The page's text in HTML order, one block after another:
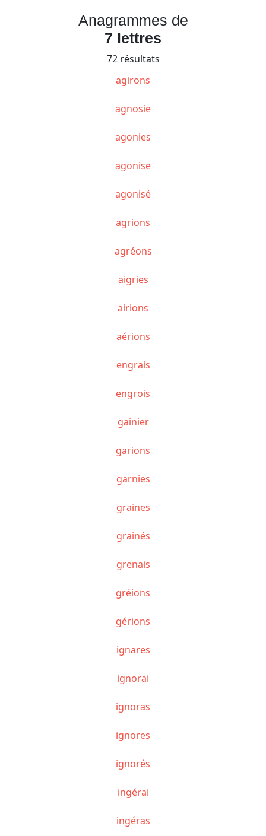
Anagrammes de
7 lettres
72 résultats
agirons
agnosie
agonies
agonise
agonisé
agrions
agréons
aigries
airions
aérions
engrais
engrois
gainier
garions
garnies
graines
grainés
grenais
gréions
gérions
ignares
ignorai
ignoras
ignores
ignorés
ingérai
ingéras